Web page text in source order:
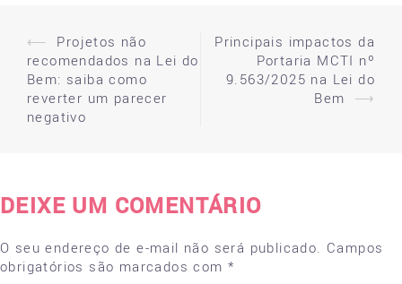
Post
navigation
⟵
Projetos não
recomendados na Lei do
Bem: saiba como
reverter um parecer
negativo
Principais impactos da
Portaria MCTI nº
9.563/2025 na Lei do
Bem
⟶
DEIXE UM COMENTÁRIO
O seu endereço de e-mail não será publicado.
Campos
obrigatórios são marcados com *